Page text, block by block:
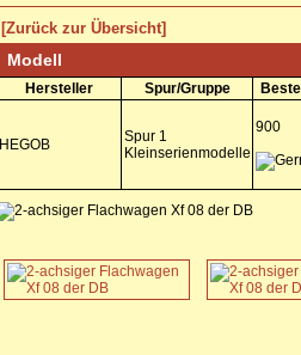
[Zurück zur Übersicht]
Modell
Hersteller Spur/Gruppe
HEGOB
Spur 1
Kleinserienmodelle
900